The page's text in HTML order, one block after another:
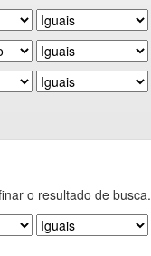
o resultado de busca.